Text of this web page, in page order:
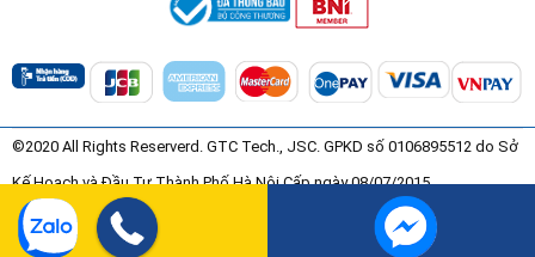
©2020 All Rights Reserverd. GTC Tech., JSC. GPKD số 0106895512 do Sở
Kế Hoạch và Đầu Tư Thành Phố Hà Nội Cấp ngày 08/07/2015